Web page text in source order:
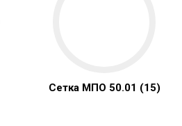
Сетка МПО 50.01 (15)